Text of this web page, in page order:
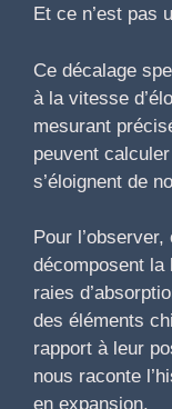
Et ce n’est pas
Ce décalage
à la vitesse
mesurant
peuvent
s’éloignent de
Pour
décomposent la
raies
des éléments
rapport à leur
nous raconte
en expansion.